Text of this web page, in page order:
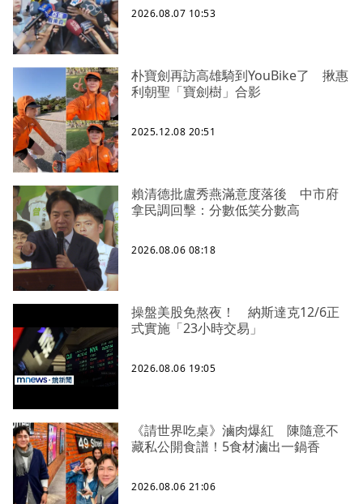
2026.08.07 10:53
朴寶劍再訪高雄騎到YouBike了 揪惠
利朝聖「寶劍樹」合影
2025.12.08 20:51
賴清德批盧秀燕滿意度落後 中市府
拿民調回擊：分數低笑分數高
2026.08.06 08:18
操盤美股免熬夜！ 納斯達克12/6正
式實施「23小時交易」
2026.08.06 19:05
《請世界吃桌》滷肉爆紅 陳隨意不
藏私公開食譜！5食材滷出一鍋香
2026.08.06 21:06